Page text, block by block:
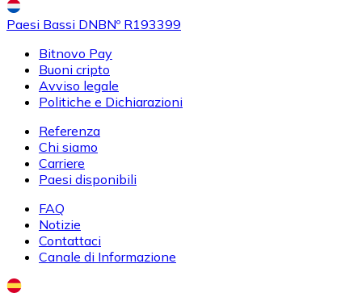
Paesi Bassi DNBNº R193399
Bitnovo Pay
Buoni cripto
Avviso legale
Politiche e Dichiarazioni
Referenza
Chi siamo
Carriere
Paesi disponibili
FAQ
Notizie
Contattaci
Canale di Informazione